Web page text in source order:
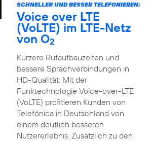
SCHNELLER UND BESSER TELEFONIEREN:
Voice over LTE
(VoLTE) im LTE-Netz
von O2
Kürzere Rufaufbauzeiten und
bessere Sprachverbindungen in
HD-Qualität: Mit der
Funktechnologie Voice-over-LTE
(VoLTE) profitieren Kunden von
Telefónica in Deutschland von
einem deutlich besseren
Nutzererlebnis. Zusätzlich zu den